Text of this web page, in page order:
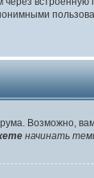
Возможно,
начинать